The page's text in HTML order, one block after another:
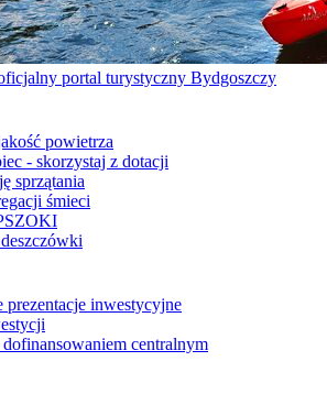
portal turystyczny Bydgoszczy
powietrza
- skorzystaj z dotacji
sprzątania
śmieci
prezentacje inwestycyjne
dofinansowaniem centralnym